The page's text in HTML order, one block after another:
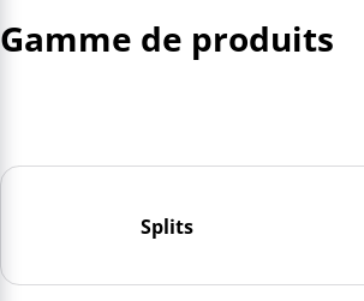
Gamme de produits
Splits